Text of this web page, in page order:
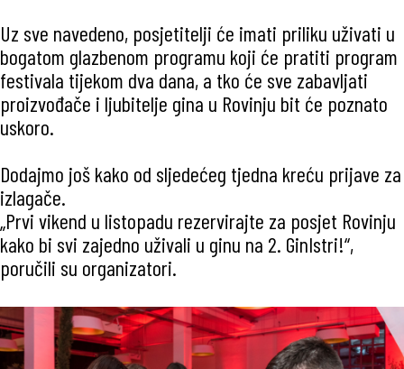
Uz sve navedeno, posjetitelji će imati priliku uživati u
bogatom glazbenom programu koji će pratiti program
festivala tijekom dva dana, a tko će sve zabavljati
proizvođače i ljubitelje gina u Rovinju bit će poznato
uskoro.
Dodajmo još kako od sljedećeg tjedna kreću prijave za
izlagače.
„Prvi vikend u listopadu rezervirajte za posjet Rovinju
kako bi svi zajedno uživali u ginu na 2. GinIstri!“,
poručili su organizatori.